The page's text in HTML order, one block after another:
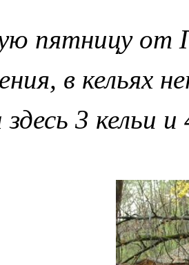
пятницу от
в кельях
здесь 3 кельи